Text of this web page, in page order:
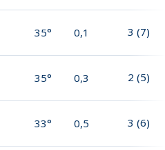
35° 0,1 3 (7)
35° 0,3 2 (5)
33° 0,5 3 (6)